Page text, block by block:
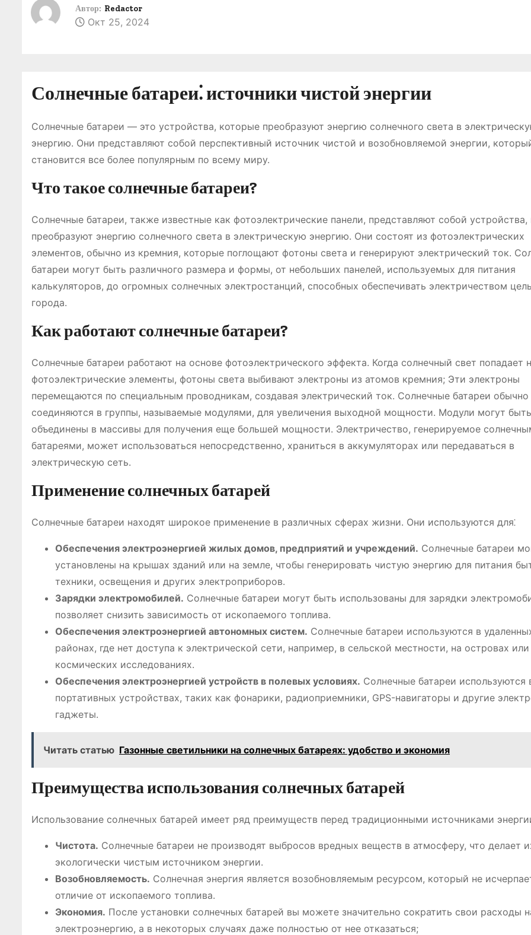
Автор: Redactor
Окт 25, 2024
Солнечные батареи⁚ источники чистой энергии
Солнечные батареи — это устройства, которые преобразуют энергию солнечного света в
энергию. Они представляют собой перспективный источник чистой и возобновляемой энергии,
становится все более популярным по всему миру.
Что такое солнечные батареи?
Солнечные батареи, также известные как фотоэлектрические панели, представляют собой
преобразуют энергию солнечного света в электрическую энергию. Они состоят из фотоэлектрических
элементов, обычно из кремния, которые поглощают фотоны света и генерируют электрический ток.
батареи могут быть различного размера и формы, от небольших панелей, используемых для питания
калькуляторов, до огромных солнечных электростанций, способных обеспечивать электричеством
города.
Как работают солнечные батареи?
Солнечные батареи работают на основе фотоэлектрического эффекта. Когда солнечный свет попадает
фотоэлектрические элементы, фотоны света выбивают электроны из атомов кремния; Эти электроны
перемещаются по специальным проводникам, создавая электрический ток. Солнечные батареи обычно
соединяются в группы, называемые модулями, для увеличения выходной мощности. Модули могут быть
объединены в массивы для получения еще большей мощности. Электричество, генерируемое
батареями, может использоваться непосредственно, храниться в аккумуляторах или передаваться в
электрическую сеть.
Применение солнечных батарей
Солнечные батареи находят широкое применение в различных сферах жизни. Они используются для⁚
Обеспечения электроэнергией жилых домов, предприятий и учреждений. Солнечные батареи
установлены на крышах зданий или на земле, чтобы генерировать чистую энергию для питания
техники, освещения и других электроприборов.
Зарядки электромобилей. Солнечные батареи могут быть использованы для зарядки
позволяет снизить зависимость от ископаемого топлива.
Обеспечения электроэнергией автономных систем. Солнечные батареи используются в
районах, где нет доступа к электрической сети, например, в сельской местности, на островах или
космических исследованиях.
Обеспечения электроэнергией устройств в полевых условиях. Солнечные батареи используются
портативных устройствах, таких как фонарики, радиоприемники, GPS-навигаторы и другие
гаджеты.
Читать статью Газонные светильники на солнечных батареях: удобство и экономия
Преимущества использования солнечных батарей
Использование солнечных батарей имеет ряд преимуществ перед традиционными источниками
Чистота. Солнечные батареи не производят выбросов вредных веществ в атмосферу, что делает
экологически чистым источником энергии.
Возобновляемость. Солнечная энергия является возобновляемым ресурсом, который не
отличие от ископаемого топлива.
Экономия. После установки солнечных батарей вы можете значительно сократить свои расходы
электроэнергию, а в некоторых случаях даже полностью от нее отказаться;